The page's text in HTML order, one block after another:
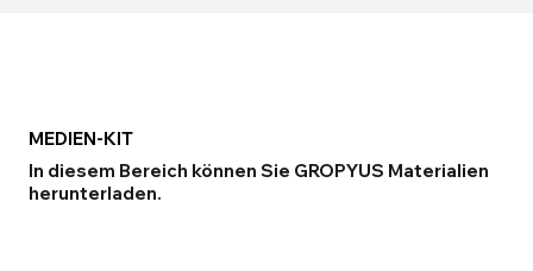
MEDIEN-KIT
In diesem Bereich können Sie GROPYUS Materialien
herunterladen.